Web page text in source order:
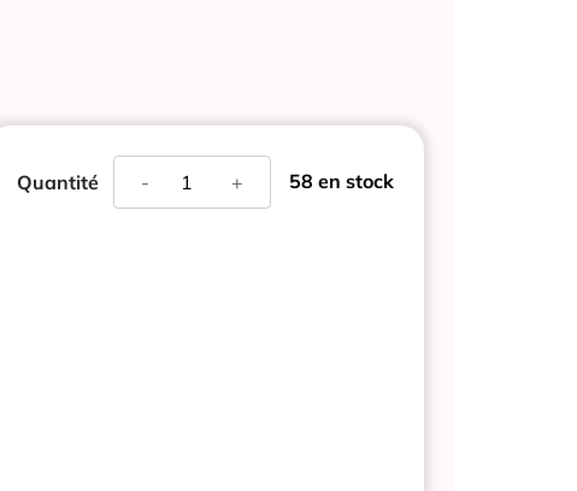
58 en stock
Quantité +
quantité
-